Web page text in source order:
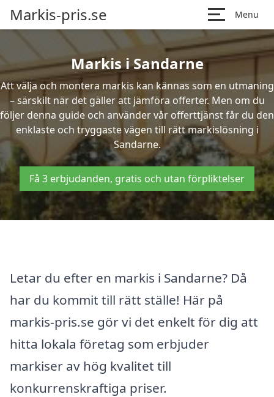
Markis-pris.se Menu
Markis i Sandarne
Att välja och montera markis kan kännas som en utmaning
– särskilt när det gäller att jämföra offerter. Men om du
följer denna guide och använder vår offerttjänst får du den
enklaste och tryggaste vägen till rätt markislösning i
Sandarne.
Få 3 erbjudanden, gratis och utan förpliktelser
Letar du efter en markis i Sandarne? Då
har du kommit till rätt ställe! Här på
markis-pris.se gör vi det enkelt för dig att
hitta lokala företag som erbjuder
markiser av hög kvalitet till
konkurrenskraftiga priser.